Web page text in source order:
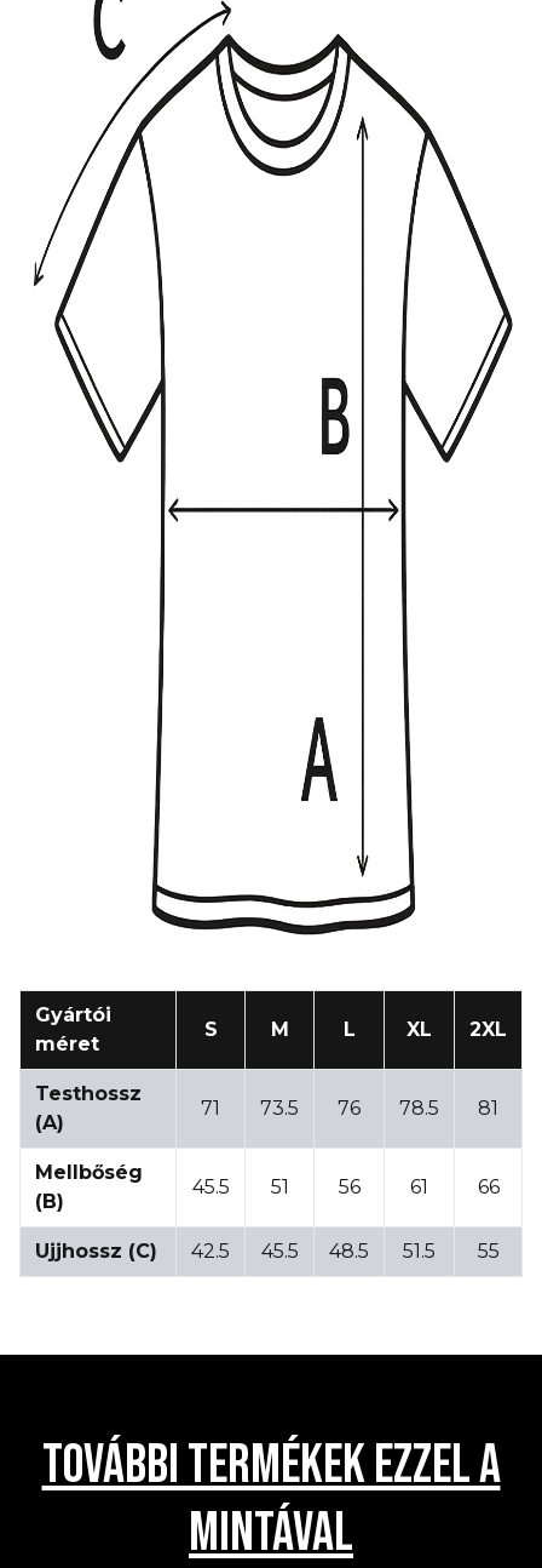
Gyártói
méret
S M L XL 2XL
Testhossz
(A)
71 73.5 76 78.5 81
Mellbőség
(B)
45.5 51 56 61 66
Ujjhossz (C) 42.5 45.5 48.5 51.5 55
TOVÁBBI TERMÉKEK EZZEL A
MINTÁVAL